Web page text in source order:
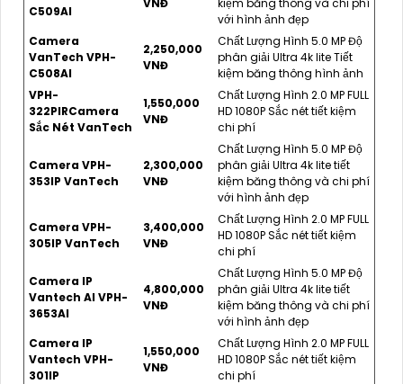
C509AI
với hình ảnh đẹp
Camera
VanTech VPH-
C508AI
2,250,000
VNĐ
Chất Lượng Hình 5.0 MP Độ
phân giải Ultra 4k lite Tiết
kiệm băng thông hình ảnh
VPH-
322PIRCamera
Sắc Nét VanTech
1,550,000
VNĐ
Chất Lượng Hình 2.0 MP FULL
HD 1080P Sắc nét tiết kiệm
chi phí
Camera VPH-
353IP VanTech
2,300,000
VNĐ
Chất Lượng Hình 5.0 MP Độ
phân giải Ultra 4k lite tiết
kiệm băng thông và chi phí
với hình ảnh đẹp
Camera VPH-
305IP VanTech
3,400,000
VNĐ
Chất Lượng Hình 2.0 MP FULL
HD 1080P Sắc nét tiết kiệm
chi phí
Camera IP
Vantech AI VPH-
3653AI
4,800,000
VNĐ
Chất Lượng Hình 5.0 MP Độ
phân giải Ultra 4k lite tiết
kiệm băng thông và chi phí
với hình ảnh đẹp
Camera IP
Vantech VPH-
301IP
1,550,000
VNĐ
Chất Lượng Hình 2.0 MP FULL
HD 1080P Sắc nét tiết kiệm
chi phí